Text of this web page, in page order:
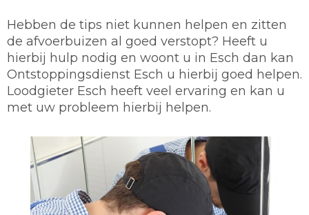
Hebben de tips niet kunnen helpen en zitten
de afvoerbuizen al goed verstopt? Heeft u
hierbij hulp nodig en woont u in Esch dan kan
Ontstoppingsdienst Esch u hierbij goed helpen.
Loodgieter Esch heeft veel ervaring en kan u
met uw probleem hierbij helpen.